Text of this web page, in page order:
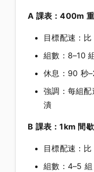
A 課表：400m
目標配速：
組數：8–10
休息：90 秒
強調：每組
潰
B 課表：1km 間歇
目標配速：
組數：4–5 組